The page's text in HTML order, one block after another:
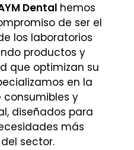
Dental hemos
de ser el
los laboratorios
productos y
que optimizan su
en la
y
diseñados para
más
sector.